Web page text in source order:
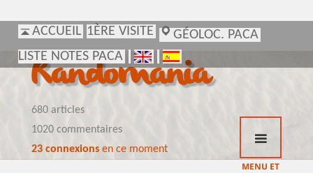
ACCUEIL 1ÈRE VISITE
GÉOLOC. PACA
LISTE NOTES PACA
Randomania
680 articles
1020 commentaires
23 connexionsen ce moment
MENU ET
ACCUEIL 1ÈRE VISITE
GÉOLOC. PACA
LISTE NOTES PACA